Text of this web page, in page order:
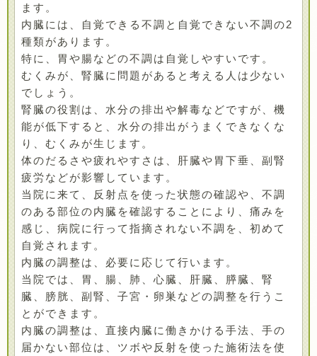
ます。
内臓には、自覚できる不調と自覚できない不調の2
種類があります。
特に、胃や腸などの不調は自覚しやすいです。
むくみが、腎臓に問題があると考える人は少ない
でしょう。
腎臓の役割は、水分の排出や解毒などですが、機
能が低下すると、水分の排出がうまくできなくな
り、むくみが生じます。
体のだるさや疲れやすさは、肝臓や胃下垂、副腎
疲労などが影響しています。
当院に来て、反射点を使った状態の確認や、不調
のある部位の内臓を確認することにより、痛みを
感じ、病院に行って指摘されない不調を、初めて
自覚されます。
内臓の調整は、必要に応じて行います。
当院では、胃、腸、肺、心臓、肝臓、膵臓、腎
臓、膀胱、副腎、子宮・卵巣などの調整を行うこ
とができます。
内臓の調整は、直接内臓に働きかける手法、手の
届かない部位は、ツボや反射を使った施術法を使